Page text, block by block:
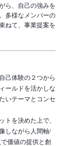
ら、自己の強みを
多様なメンバーの
ねて、事業提案を
己体験の２つから
ールドを活かしな
いテーマとコンセ
トを決めた上で、
しながら人間軸/
価値の提供と創